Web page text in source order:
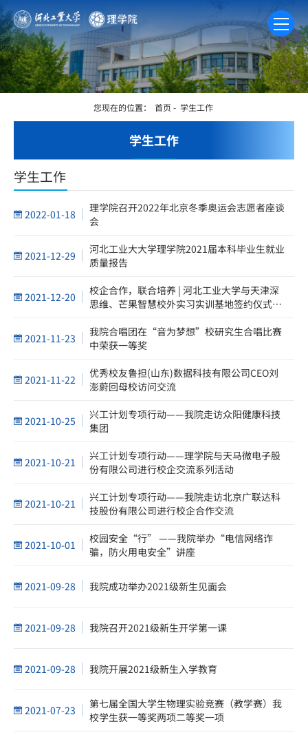
学生工作
您现在的位置： 首页 - 学生工作
学生工作
2022-01-18
理学院召开2022年北京冬季奥运会志愿者座谈
会
2021-12-29
河北工业大大学理学院2021届本科毕业生就业
质量报告
2021-12-20
校企合作，联合培养 | 河北工业大学与天津深
思维、芒果智慧校外实习实训基地签约仪式暨
2021-11-23
我院合唱团在“音为梦想”校研究生合唱比赛
中荣获一等奖
2021-11-22
优秀校友鲁担(山东)数据科技有限公司CEO刘
澎蔚回母校访问交流
2021-10-25
兴工计划专项行动——我院走访众阳健康科技
集团
2021-10-21
兴工计划专项行动——理学院与天马微电子股
份有限公司进行校企交流系列活动
2021-10-21
兴工计划专项行动——我院走访北京广联达科
技股份有限公司进行校企合作交流
2021-10-01
校园安全“行” ——我院举办“电信网络诈
骗，防火用电安全”讲座
2021-09-28 我院成功举办2021级新生见面会
2021-09-28 我院召开2021级新生开学第一课
2021-09-28 我院开展2021级新生入学教育
2021-07-23
第七届全国大学生物理实验竞赛（教学赛）我
校学生获一等奖两项二等奖一项